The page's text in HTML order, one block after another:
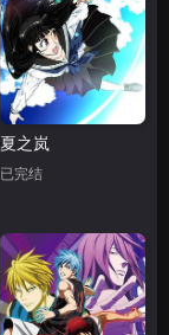
夏之岚
已完结